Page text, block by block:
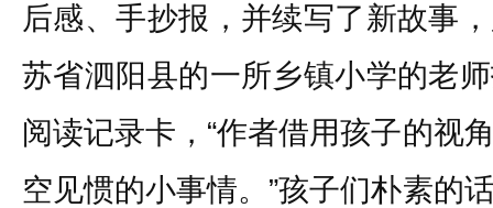
后感、手抄报，并续写了新故事
苏省泗阳县的一所乡镇小学的老
阅读记录卡，“作者借用孩子的视
空见惯的小事情。”孩子们朴素的